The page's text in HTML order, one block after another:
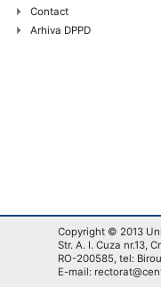
Contact
Arhiva DPPD
Copyright © 2013
Str. A. I. Cuza nr.13,
RO-200585, tel:
E-mail: